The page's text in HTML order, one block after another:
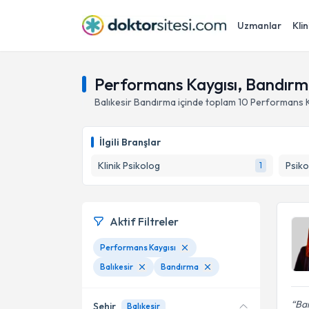
Uzmanlar
Performans Kaygısı,
BalıkesirBandırma içinde toplam 10 Performans
İlgili Branşlar
Klinik Psikolog
1
Aktif Filtreler
Performans Kaygısı
Balıkesir
Bandırma
Şehir Balıkesir